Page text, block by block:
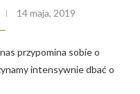
14 maja, 2019
przypomina sobie o
intensywnie dbać o